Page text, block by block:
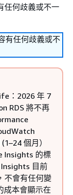
任何歧義或不一
有任何歧義或不
：2026 年 7
RDS 將不再
個月）
Insights 的標
目前
不會有任何變
成本會顯示在